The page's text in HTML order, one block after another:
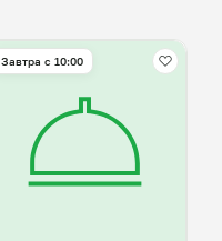
Завтра c 10:00